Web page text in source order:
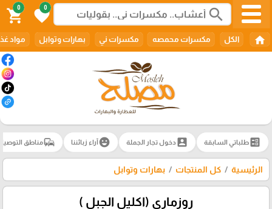
search
0
favorite
0
shopping_cart
home الكل مكسرات محمصه مكسرات ني بهارات وتوابل مواد
ballotطلباتي السابقة account_box دخول تجار الجملة emoji_emotionsآراء زبائننا commuteمناطق
الرئيسية كل المنتجات بهارات وتوابل
روزماري (اكليل الجبل )